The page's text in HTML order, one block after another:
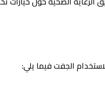
الجفت فيما يلي: